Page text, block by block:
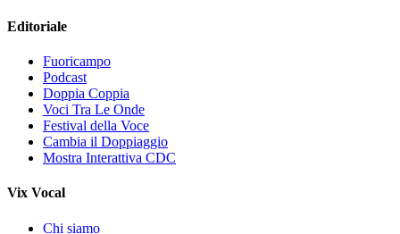
Editoriale
Fuoricampo
Podcast
Doppia Coppia
Voci Tra Le Onde
Festival della Voce
Cambia il Doppiaggio
Mostra Interattiva CDC
Vix Vocal
Chi siamo